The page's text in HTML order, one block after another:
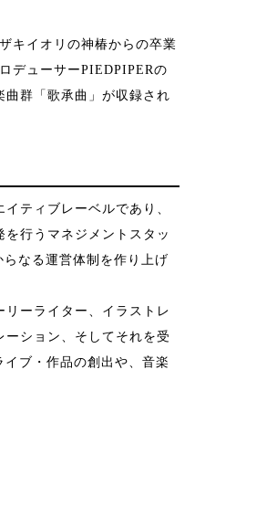
キイオリの神椿からの卒業
デューサーPIEDPIPERの
曲群「歌承曲」が収録され
ティブレーベルであり、
行うマネジメントスタッ
なる運営体制を作り上げ
ーライター、イラストレ
ション、そしてそれを受
ブ・作品の創出や、音楽